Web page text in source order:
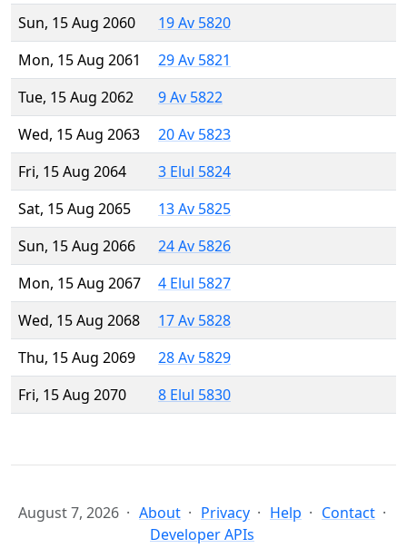
Sun, 15 Aug 2060
19 Av 5820
Mon, 15 Aug 2061
29 Av 5821
Tue, 15 Aug 2062
9 Av 5822
Wed, 15 Aug 2063
20 Av 5823
Fri, 15 Aug 2064
3 Elul 5824
Sat, 15 Aug 2065
13 Av 5825
Sun, 15 Aug 2066
24 Av 5826
Mon, 15 Aug 2067
4 Elul 5827
Wed, 15 Aug 2068
17 Av 5828
Thu, 15 Aug 2069
28 Av 5829
Fri, 15 Aug 2070
8 Elul 5830
August 7, 2026 About Privacy Help
Contact
Developer APIs